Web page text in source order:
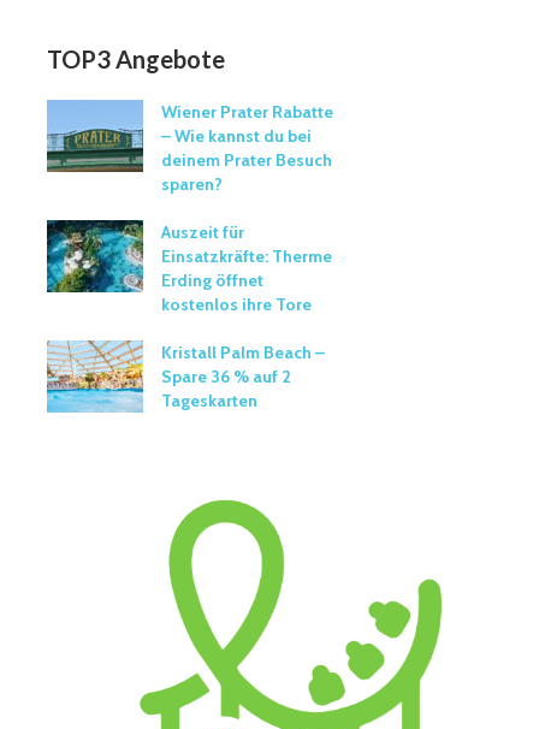
TOP3 Angebote
Wiener Prater Rabatte
– Wie kannst du bei
deinem Prater Besuch
sparen?
Auszeit für
Einsatzkräfte: Therme
Erding öffnet
kostenlos ihre Tore
Kristall Palm Beach –
Spare 36 % auf 2
Tageskarten